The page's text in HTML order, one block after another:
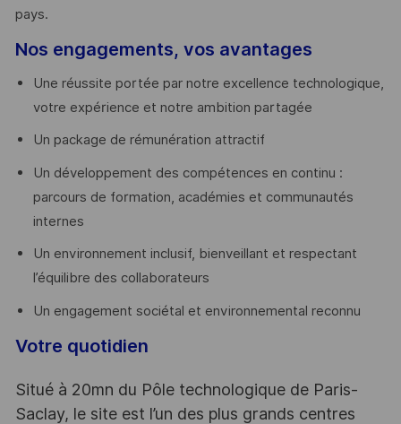
pays. ​
Nos engagements, vos avantages
Une réussite portée par notre excellence technologique,
votre expérience et notre ambition partagée
Un package de rémunération attractif
Un développement des compétences en continu :
parcours de formation, académies et communautés
internes
Un environnement inclusif, bienveillant et respectant
l’équilibre des collaborateurs
Un engagement sociétal et environnemental reconnu
Votre quotidien
Situé à 20mn du Pôle technologique de Paris-
Saclay, le site est l’un des plus grands centres